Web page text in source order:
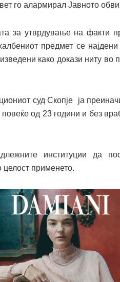
го алармирал Јавното
за утврдување на факти
предмет се
како докази ниту во
суд Скопје ја
од 23 години и без
институции да
применето.